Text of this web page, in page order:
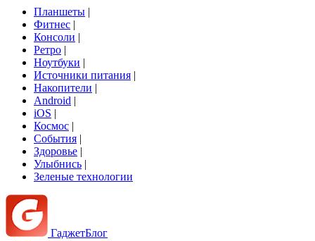
Планшеты |
Фитнес |
Консоли |
Ретро |
Ноутбуки |
Источники питания |
Накопители |
Android |
iOS |
Космос |
События |
Здоровье |
Улыбнись |
Зеленые технологии
ГаджетБлог